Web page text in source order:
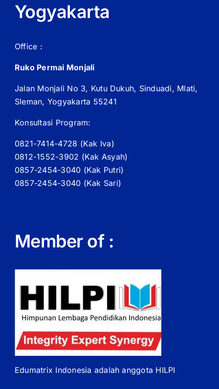
Yogyakarta
Office :
Ruko Permai Monjali
Jalan Monjali No 3, Kutu Dukuh, Sinduadi, Mlati,
Sleman, Yogyakarta 55241
Konsultasi Program:
0821-7414-4728 (Kak Iva)
0812-1552-3902 (Kak Asyah)
0857-2454-3040 (Kak Putri)
0857-2454-3040 (Kak Sari)
Member of :
Edumatrix Indonesia adalah anggota HILPI